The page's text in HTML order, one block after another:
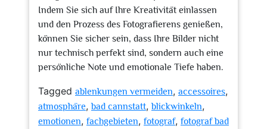
Indem Sie sich auf Ihre Kreativität einlassen
und den Prozess des Fotografierens genießen,
können Sie sicher sein, dass Ihre Bilder nicht
nur technisch perfekt sind, sondern auch eine
persönliche Note und emotionale Tiefe haben.
Tagged ablenkungen vermeiden, accessoires,
atmosphäre,bad cannstatt,blickwinkeln,
emotionen, fachgebieten, fotograf, fotograf bad